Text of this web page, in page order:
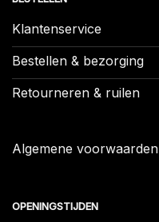
Klantenservice
Bestellen & bezorging
Retourneren & ruilen
Algemene voorwaarden
OPENINGSTIJDEN